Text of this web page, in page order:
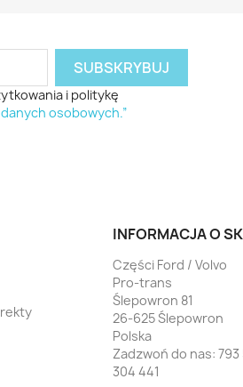
i politykę
osobowych.”
INFORMACJA O
Części Ford / Volvo
Pro-trans
Ślepowron 81
26-625 Ślepowron
Polska
Zadzwoń do nas: 793
304 441